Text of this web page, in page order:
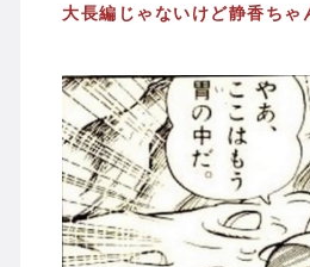
大長編じゃないけど静香ちゃ